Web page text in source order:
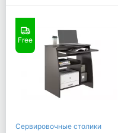
Free
Сервировочные столики